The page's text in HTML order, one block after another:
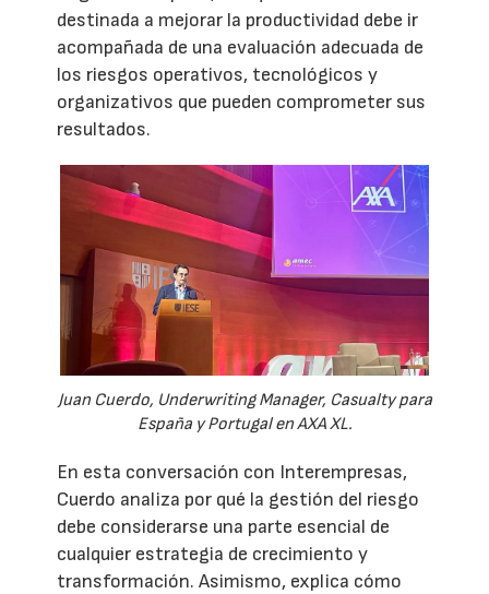
destinada a mejorar la productividad debe ir
acompañada de una evaluación adecuada de
los riesgos operativos, tecnológicos y
organizativos que pueden comprometer sus
resultados.
Juan Cuerdo, Underwriting Manager, Casualty para
España y Portugal en AXA XL.
En esta conversación con Interempresas,
Cuerdo analiza por qué la gestión del riesgo
debe considerarse una parte esencial de
cualquier estrategia de crecimiento y
transformación. Asimismo, explica cómo